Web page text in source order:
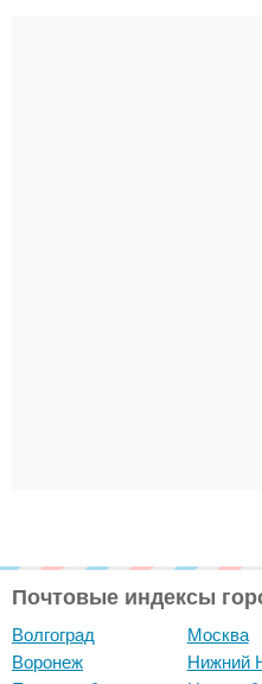
Почтовые индексы
Волгоград
Воронеж
Москва
Нижний